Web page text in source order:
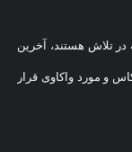
تلاش هستند، آخرین
و مورد واکاوی قرار